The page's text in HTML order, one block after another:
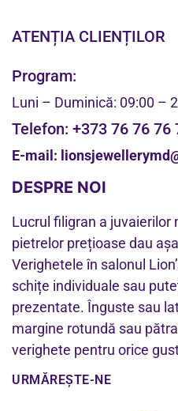
ATENȚIA CLIENȚILOR
Program:
Luni – Duminică: 09:00 –
Telefon: +373 76 76 76
E-mail:
DESPRE NOI
Lucrul filigran a juvaierilor
pietrelor prețioase dau
Verighetele în salonul
schițe individuale sau
prezentate. Înguste sau
margine rotundă sau
verighete pentru orice
URMĂREȘTE-NE